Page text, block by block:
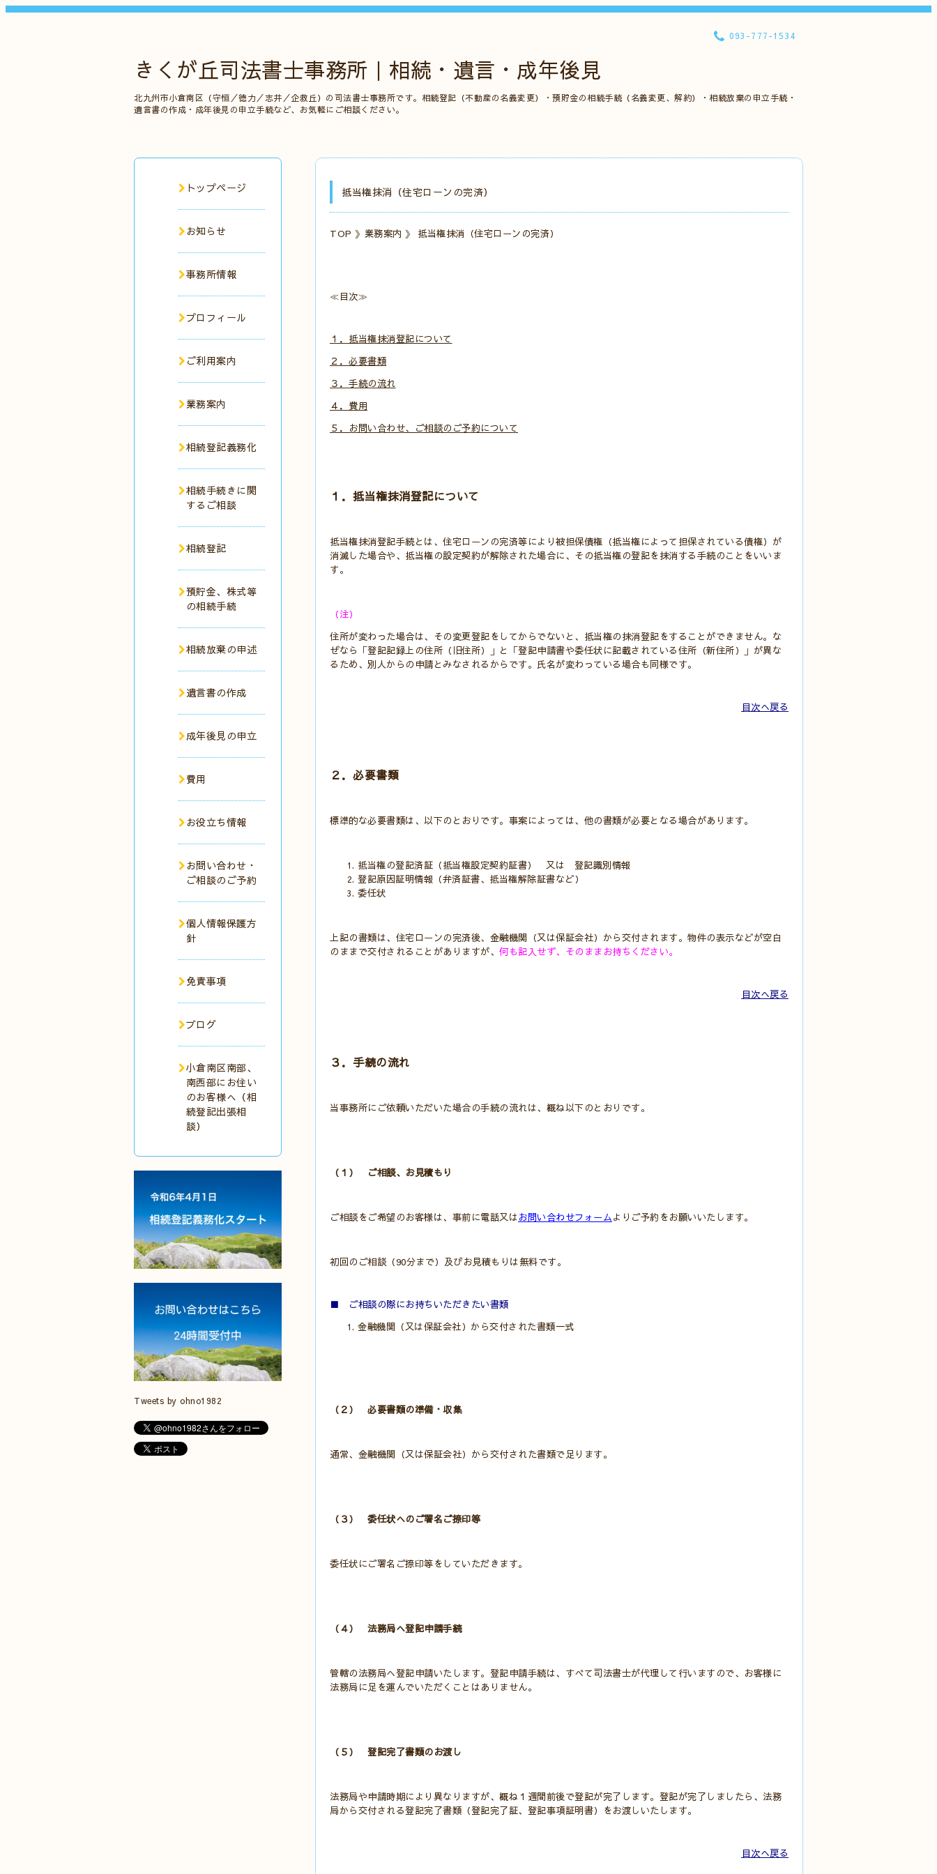
きくが丘司法書士事務所｜相続・遺言・成年後見
北九州市小倉南区（守恒／徳力／志井／企救丘）の司法書士事務所です。相続登記（不動産の名義変更）・預貯金の相続手続（名義変更、解約）・相続放棄の申立手続・
遺言書の作成・成年後見の申立手続など、お気軽にご相談ください。
093-777-1534
抵当権抹消（住宅ローンの完済）
TOP 》 業務案内 》 抵当権抹消（住宅ローンの完済）
≪目次≫
１．抵当権抹消登記について
２．必要書類
３．手続の流れ
４．費用
５．お問い合わせ、ご相談のご予約について
１．抵当権抹消登記について
抵当権抹消登記手続とは、住宅ローンの完済等により被担保債権（抵当権によって担保されている債権）が
消滅した場合や、抵当権の設定契約が解除された場合に、その抵当権の登記を抹消する手続のことをいいま
す。
（注）
住所が変わった場合は、その変更登記をしてからでないと、抵当権の抹消登記をすることができません。 な
ぜなら「登記記録上の住所（旧住所）」と「登記申請書や委任状に記載されている住所（新住所）」が異な
るため、別人からの申請とみなされるからです。 氏名が変わっている場合も同様です。
目次へ戻る
２．必要書類
標準的な必要書類は、以下のとおりです。 事案によっては、他の書類が必要となる場合があります。
抵当権の登記済証（抵当権設定契約証書） 又は 登記識別情報
登記原因証明情報（弁済証書、抵当権解除証書など）
委任状
上記の書類は、住宅ローンの完済後、金融機関（又は保証会社）から交付されます。物件の表示などが空白
のままで交付されることがありますが、 何も記入せず、そのままお持ちください。
目次へ戻る
３．手続の流れ
当事務所にご依頼いただいた場合の手続の流れは、概ね以下のとおりです。
（１） ご相談、お見積もり
ご相談をご希望のお客様は、事前に電話又はお問い合わせフォームよりご予約をお願いいたします。
初回のご相談（90分まで）及びお見積もりは無料です。
■ ご相談の際にお持ちいただきたい書類
金融機関（又は保証会社）から交付された書類一式
（２） 必要書類の準備・収集
通常、金融機関（又は保証会社）から交付された書類で足ります。
（３） 委任状へのご署名ご捺印等
委任状にご署名ご捺印等をしていただきます。
（４） 法務局へ登記申請手続
管轄の法務局へ登記申請いたします。 登記申請手続は、すべて司法書士が代理して行いますので、お客様に
法務局に足を運んでいただくことはありません。
（５） 登記完了書類のお渡し
法務局や申請時期により異なりますが、概ね１週間前後で登記が完了します。 登記が完了しましたら、法務
局から交付される登記完了書類（登記完了証、登記事項証明書）をお渡しいたします。
目次へ戻る
トップページ
お知らせ
事務所情報
プロフィール
ご利用案内
業務案内
相続登記義務化
相続手続きに関
するご相談
相続登記
預貯金、株式等
の相続手続
相続放棄の申述
遺言書の作成
成年後見の申立
費用
お役立ち情報
お問い合わせ・
ご相談のご予約
個人情報保護方
針
免責事項
ブログ
小倉南区南部、
南西部にお住い
のお客様へ（相
続登記出張相
談）
Tweets by ohno1982